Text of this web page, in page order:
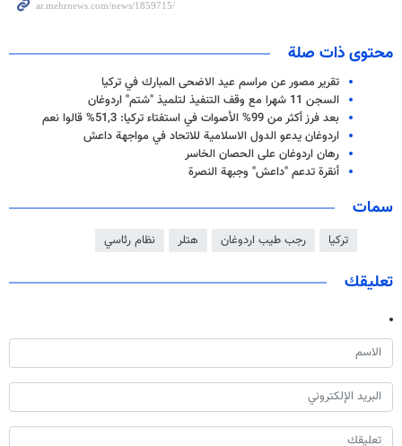
محتوى ذات صلة
تقرير مصور عن مراسم عيد الاضحى المبارك في تركيا
السجن 11 شهرا مع وقف التنفيذ لتلميذ "شتم" اردوغان
بعد فرز أكثر من 99% الأصوات في استفتاء تركيا: 51,3% قالوا نعم
اردوغان يدعو الدول الاسلامية للاتحاد في مواجهة داعش
رهان اردوغان على الحصان الخاسر
أنقرة تدعم "داعش" وجبهة النصرة
سمات
تركيا رجب طيب اردوغان هتلر نظام رئاسي
تعليقك